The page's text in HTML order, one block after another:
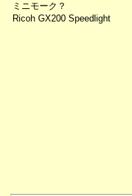
ミニモーク？
Ricoh GX200 Speedlight